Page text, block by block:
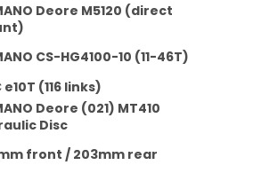
Deore M5120 (direct
CS-HG4100-10 (11-46T)
e10T (116 links)
Deore (021) MT410
Disc
front / 203mm rear